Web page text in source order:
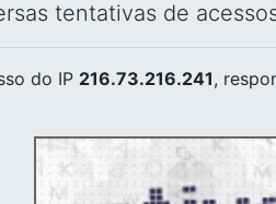
tentativas de
do IP 216.73.216.241,